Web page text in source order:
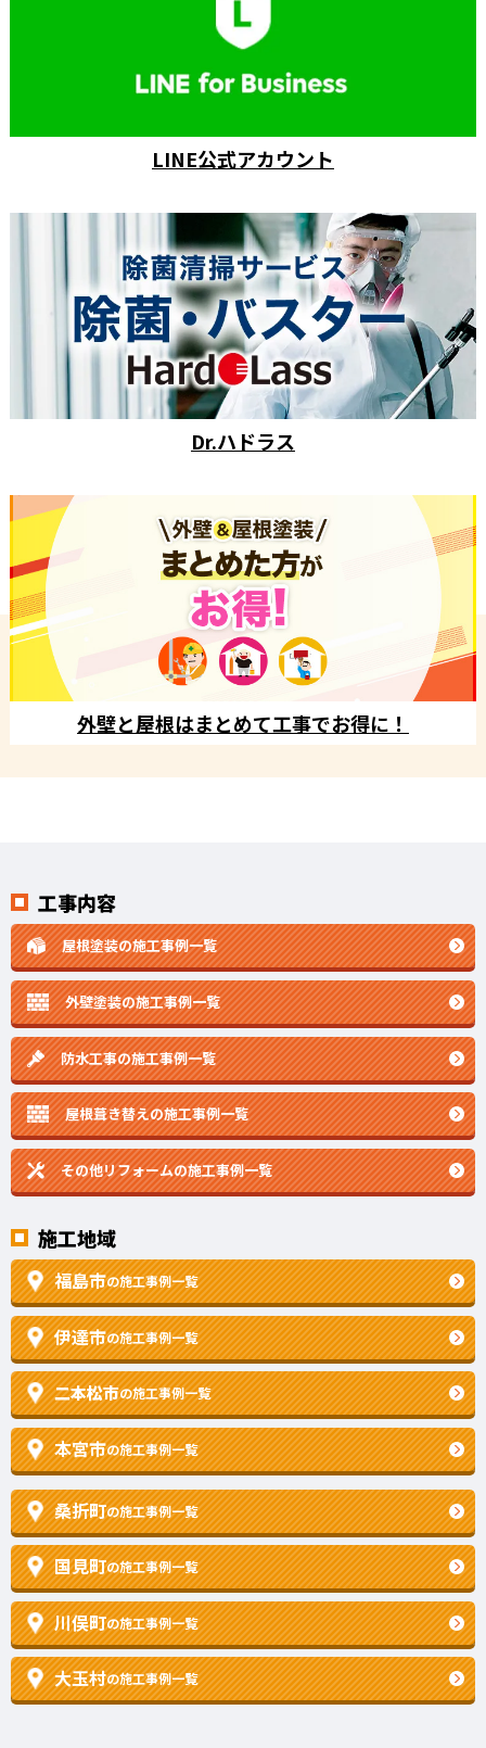
LINE公式アカウント
Dr.ハドラス
外壁と屋根はまとめて工事でお得に！
工事内容
屋根塗装の施工事例一覧
外壁塗装の施工事例一覧
防水工事の施工事例一覧
屋根葺き替えの施工事例一覧
その他リフォームの施工事例一覧
施工地域
福島市の施工事例一覧
伊達市の施工事例一覧
二本松市の施工事例一覧
本宮市の施工事例一覧
桑折町の施工事例一覧
国見町の施工事例一覧
川俣町の施工事例一覧
大玉村の施工事例一覧